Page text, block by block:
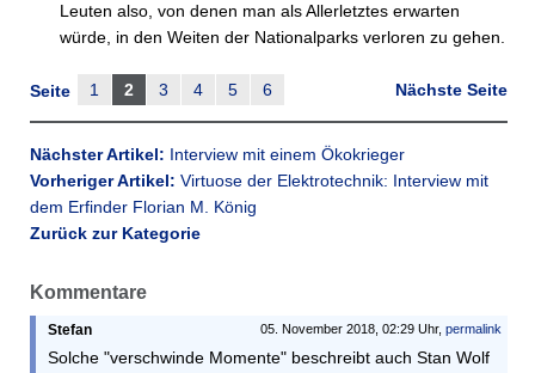
Leuten also, von denen man als Allerletztes erwarten
würde, in den Weiten der Nationalparks verloren zu gehen.
Nächste Seite
Seite 1 2 3 4 5 6
Nächster Artikel: Interview mit einem Ökokrieger
Vorheriger Artikel: Virtuose der Elektrotechnik: Interview mit
dem Erfinder Florian M. König
Zurück zur Kategorie
Kommentare
05. November 2018, 02:29 Uhr, permalink
Stefan
Solche "verschwinde Momente" beschreibt auch Stan Wolf